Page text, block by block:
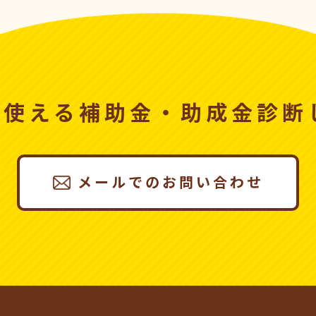
える 補助金・助成金診断
メールでのお問い合わせ